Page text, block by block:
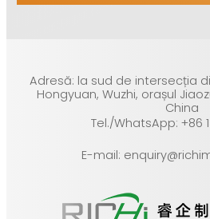
Adresă: la sud de intersecția
Hongyuan, Wuzhi, orașul
China
Tel./WhatsApp: +86
E-mail: